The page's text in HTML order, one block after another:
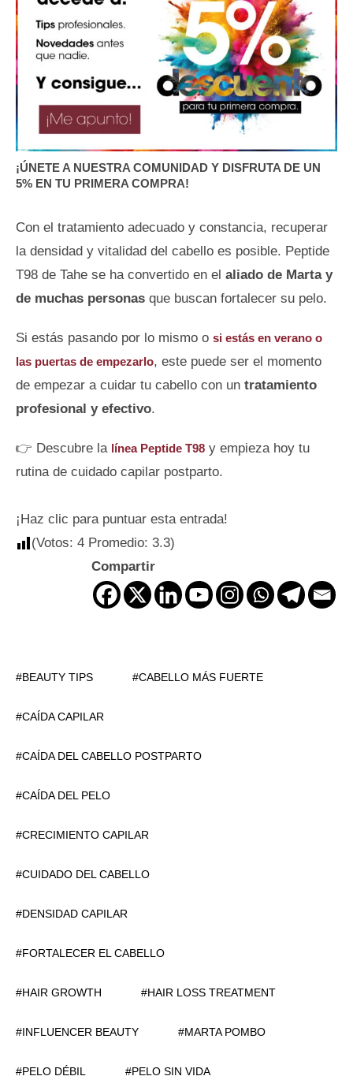
¡ÚNETE A NUESTRA COMUNIDAD Y DISFRUTA DE UN
5% EN TU PRIMERA COMPRA!
Con el tratamiento adecuado y constancia, recuperar
la densidad y vitalidad del cabello es posible. Peptide
T98 de Tahe se ha convertido en el aliado de Marta y
de muchas personas que buscan fortalecer su pelo.
Si estás pasando por lo mismo o si estás en verano o
las puertas de empezarlo, este puede ser el momento
de empezar a cuidar tu cabello con un tratamiento
profesional y efectivo.
👉 Descubre la línea Peptide T98 y empieza hoy tu
rutina de cuidado capilar postparto.
¡Haz clic para puntuar esta entrada!
(Votos: 4 Promedio: 3.3)
Compartir
BEAUTY TIPS CABELLO MÁS FUERTE
CAÍDA CAPILAR
CAÍDA DEL CABELLO POSTPARTO
CAÍDA DEL PELO
CRECIMIENTO CAPILAR
CUIDADO DEL CABELLO
DENSIDAD CAPILAR
FORTALECER EL CABELLO
HAIR GROWTH HAIR LOSS TREATMENT
INFLUENCER BEAUTY MARTA POMBO
PELO DÉBIL PELO SIN VIDA